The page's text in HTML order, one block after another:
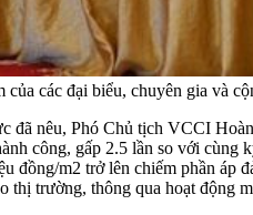
của các đại biểu, chuyên gia và
đã nêu, Phó Chủ tịch VCCI
công, gấp 2.5 lần so với cùng
đồng/m2 trở lên chiếm phần
thị trường, thông qua hoạt động